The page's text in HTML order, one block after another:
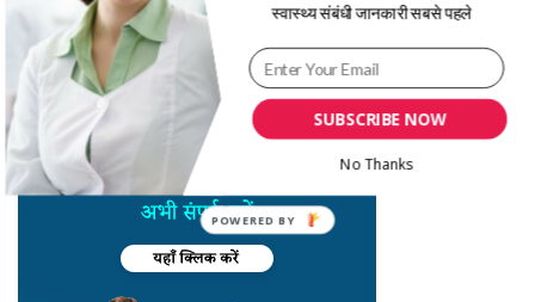
SUBSCRIBE NOW
स्वास्थ्य संबंधी जानकारी सबसे पहले
No Thanks
POWERED
BY